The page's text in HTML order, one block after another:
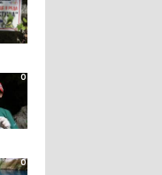
0
0